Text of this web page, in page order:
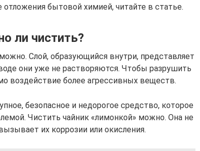
бытовой химией, читайте в статье.
ли чистить?
Слой, образующийся внутри, представляет
они уже не растворяются. Чтобы разрушить
воздействие более агрессивных веществ.
безопасное и недорогое средство, которое
Чистить чайник «лимонкой» можно. Она не
их коррозии или окисления.